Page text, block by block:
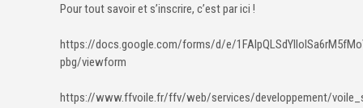
Pour tout savoir et s’inscrire, c’est par ici !
https://docs.google.com/forms/d/e/
pbg/viewform
https://www.ffvoile.fr/ffv/web/services/developpement/